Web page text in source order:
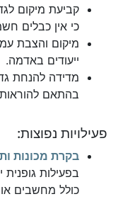
קביעת מיקום
כי אין כבלים
מיקום והצבת
ייעודים באדמה.
מדידה להנחת
בהתאם
פעילויות נפוצות:
בקרת מכונות
בפעילות
כולל מחשבים